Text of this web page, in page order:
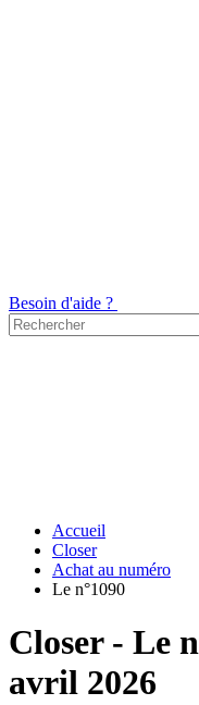
Besoin d'aide ?
Accueil
Closer
Achat au numéro
Le n°1090
Closer - Le
avril 2026